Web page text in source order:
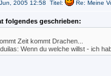
2005 12:58 Titel: Re: Meine
folgendes geschrieben:
Zeit kommt Drachen...
Wenn du welche willst - ich